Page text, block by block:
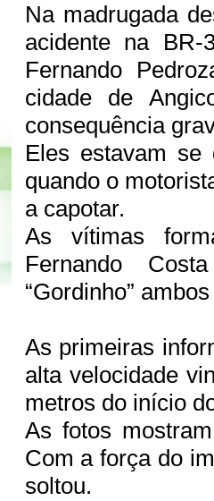
Na madrugada
acidente na
Fernando
cidade de
consequência
Eles estavam se
quando o
a capotar.
As vítimas
Fernando
“Gordinho”
As primeiras
alta velocidade
metros do início
As fotos
Com a força do
soltou.